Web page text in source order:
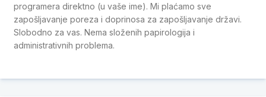
programera direktno (u vaše ime). Mi plaćamo sve
zapošljavanje poreza i doprinosa za zapošljavanje državi.
Slobodno za vas. Nema složenih papirologija i
administrativnih problema.